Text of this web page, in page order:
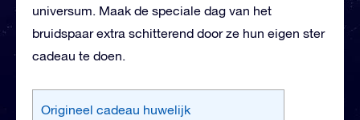
universum. Maak de speciale dag van het
bruidspaar extra schitterend door ze hun eigen ster
cadeau te doen.
Origineel cadeau huwelijk